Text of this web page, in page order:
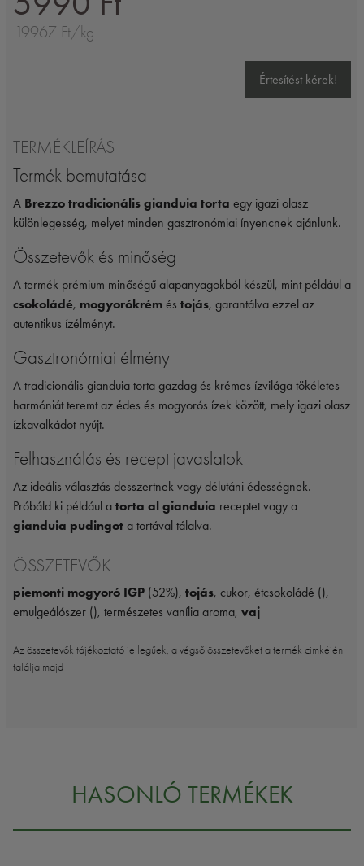
19967 Ft/kg
Értesítést kérek!
TERMÉKLEÍRÁS
Termék bemutatása
A Brezzo tradicionális gianduia torta egy igazi olasz
különlegesség, melyet minden gasztronómiai ínyencnek ajánlunk.
Összetevők és minőség
A termék prémium minőségű alapanyagokból készül, mint például a
csokoládé, mogyorókrém és tojás, garantálva ezzel az
autentikus ízélményt.
Gasztronómiai élmény
A tradicionális gianduia torta gazdag és krémes ízvilága tökéletes
harmóniát teremt az édes és mogyorós ízek között, mely igazi olasz
ízkavalkádot nyújt.
Felhasználás és recept javaslatok
Az ideális választás desszertnek vagy délutáni édességnek.
Próbáld ki például a torta al gianduia receptet vagy a
gianduia pudingot a tortával tálalva.
ÖSSZETEVŐK
piemonti mogyoró IGP (52%), tojás, cukor, étcsokoládé (),
emulgeálószer (), természetes vanília aroma, vaj
Az összetevők tájékoztató jellegűek, a végső összetevőket a termék cimkéjén
találja majd
HASONLÓ TERMÉKEK